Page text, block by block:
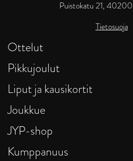
Puistokatu 21, 40200
Tietosuoja
Ottelut
Pikkujoulut
Liput ja kausikortit
Joukkue
JYP-shop
Kumppanuus